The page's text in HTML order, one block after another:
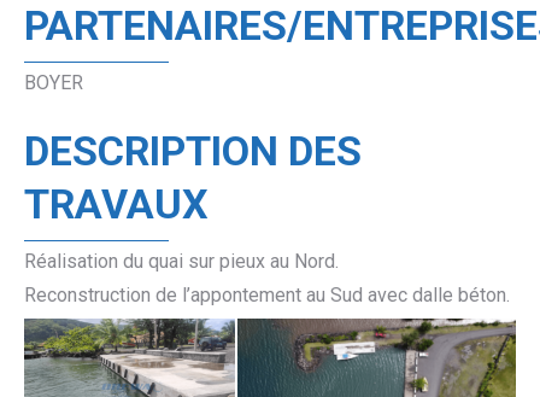
PARTENAIRES/
BOYER
DESCRIPTION DES
TRAVAUX
Réalisation du quai sur pieux au Nord.
Reconstruction de l’appontement au Sud avec dalle béton.